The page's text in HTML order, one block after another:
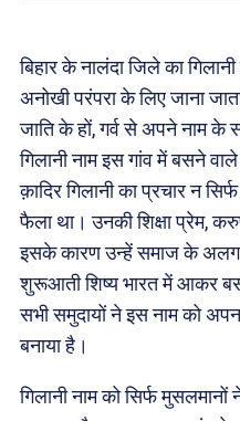
बिहार के नालंदा जिले का
अनोखी परंपरा के लिए जाना
जाति के हों, गर्व से अपने नाम के
गिलानी नाम इस गांव में बसने
क़ादिर गिलानी का प्रचार न
फैला था। उनकी शिक्षा प्रेम,
इसके कारण उन्हें समाज के
शुरूआती शिष्य भारत में आकर
सभी समुदायों ने इस नाम को
बनाया है।
गिलानी नाम को सिर्फ मुसलमानों